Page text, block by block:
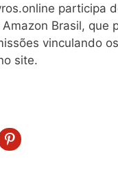
participa
Brasil, que
vinculando
site.